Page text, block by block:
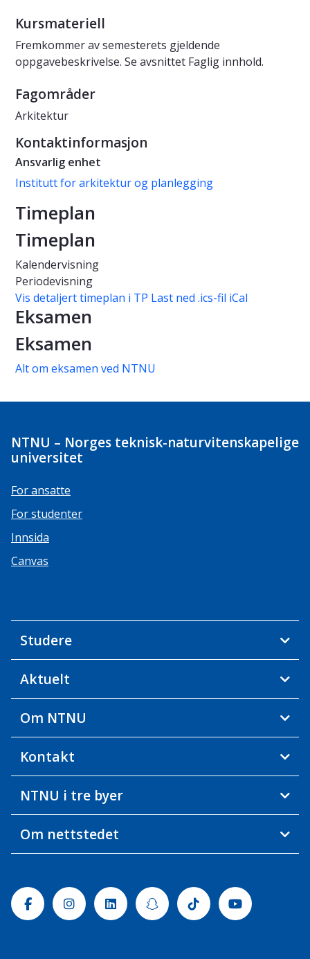
Kursmateriell
Fremkommer av semesterets gjeldende
oppgavebeskrivelse. Se avsnittet Faglig innhold.
Fagområder
Arkitektur
Kontaktinformasjon
Ansvarlig enhet
Institutt for arkitektur og planlegging
Timeplan
Timeplan
Kalendervisning
Periodevisning
Vis detaljert timeplan i TP Last ned .ics-fil iCal
Eksamen
Eksamen
Alt om eksamen ved NTNU
NTNU – Norges teknisk-naturvitenskapelige
universitet
For ansatte
For studenter
Innsida
Canvas
Studere
Aktuelt
Om NTNU
Kontakt
NTNU i tre byer
Om nettstedet
FacebookInstagramLinkedinSnapchatTiktok Youtube